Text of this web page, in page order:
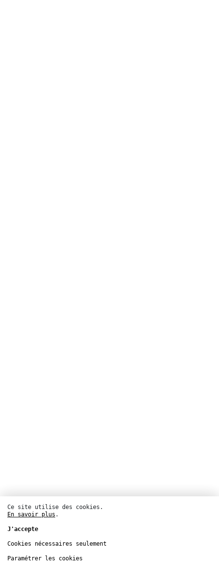
Cinéma
Centre Pompidou
Ce site utilise des cookies.
En savoir plus .
J'accepte
Cookies nécessaires seulement
Paramétrer les cookies